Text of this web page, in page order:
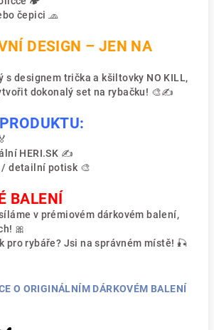
čepici 🧢
DESIGN – JEN NA
s designem trička a kšiltovky NO KILL,
dokonalý set na rybačku! 🎨✍
HERI.SK ✍
/ detailní potisk 🎨
BALENÍ
v prémiovém dárkovém balení,
🎀
pro rybáře? Jsi na správném místě! 🎣
O ORIGINÁLNÍM DÁRKOVÉM BALENÍ